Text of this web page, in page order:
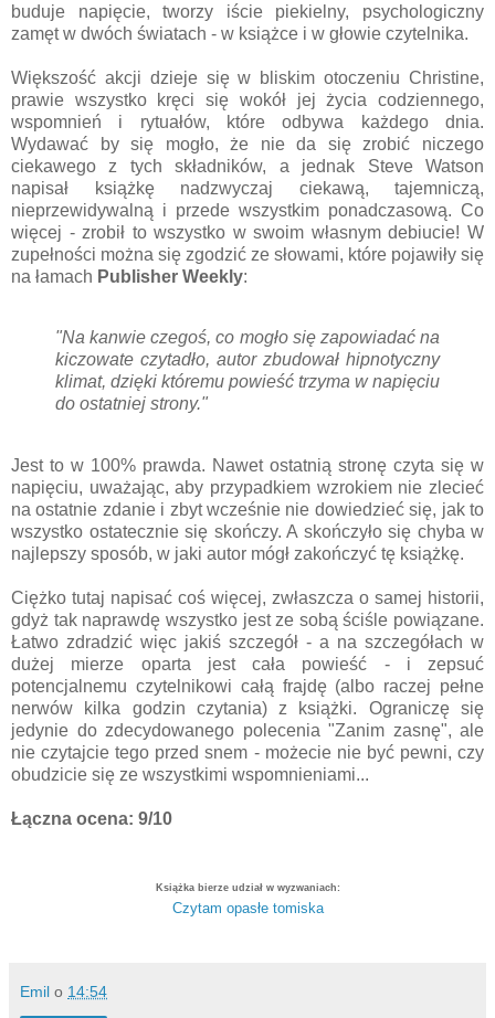
buduje napięcie, tworzy iście piekielny, psychologiczny
zamęt w dwóch światach - w książce i w głowie czytelnika.
Większość akcji dzieje się w bliskim otoczeniu Christine,
prawie wszystko kręci się wokół jej życia codziennego,
wspomnień i rytuałów, które odbywa każdego dnia.
Wydawać by się mogło, że nie da się zrobić niczego
ciekawego z tych składników, a jednak Steve Watson
napisał książkę nadzwyczaj ciekawą, tajemniczą,
nieprzewidywalną i przede wszystkim ponadczasową. Co
więcej - zrobił to wszystko w swoim własnym debiucie! W
zupełności można się zgodzić ze słowami, które pojawiły się
na łamach Publisher Weekly:
"Na kanwie czegoś, co mogło się zapowiadać na
kiczowate czytadło, autor zbudował hipnotyczny
klimat, dzięki któremu powieść trzyma w napięciu
do ostatniej strony."
Jest to w 100% prawda. Nawet ostatnią stronę czyta się w
napięciu, uważając, aby przypadkiem wzrokiem nie zlecieć
na ostatnie zdanie i zbyt wcześnie nie dowiedzieć się, jak to
wszystko ostatecznie się skończy. A skończyło się chyba w
najlepszy sposób, w jaki autor mógł zakończyć tę książkę.
Ciężko tutaj napisać coś więcej, zwłaszcza o samej historii,
gdyż tak naprawdę wszystko jest ze sobą ściśle powiązane.
Łatwo zdradzić więc jakiś szczegół - a na szczegółach w
dużej mierze oparta jest cała powieść - i zepsuć
potencjalnemu czytelnikowi całą frajdę (albo raczej pełne
nerwów kilka godzin czytania) z książki. Ograniczę się
jedynie do zdecydowanego polecenia "Zanim zasnę", ale
nie czytajcie tego przed snem - możecie nie być pewni, czy
obudzicie się ze wszystkimi wspomnieniami...
Łączna ocena: 9/10
Książka bierze udział w wyzwaniach:
Czytam opasłe tomiska
Emil o 14:54